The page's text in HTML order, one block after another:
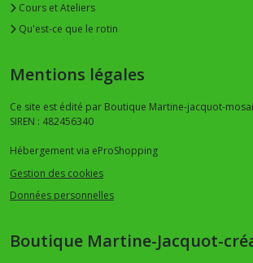
Cours et Ateliers
Qu'est-ce que le rotin
Mentions légales
Ce site est édité par Boutique Martine-jacquot-
SIREN : 482456340
Hébergement via eProShopping
Gestion des cookies
Données personnelles
Boutique Martine-Jacquot-